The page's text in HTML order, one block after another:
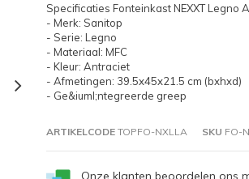
Specificaties Fonteinkast NEXXT Legno
- Merk: Sanitop
- Serie: Legno
- Materiaal: MFC
- Kleur: Antraciet
- Afmetingen: 39.5x45x21.5 cm (bxhxd)
- Ge&iuml;ntegreerde greep
ARTIKELCODETOPFO-NXLLA SKU FO-
Onze klanten beoordelen ons